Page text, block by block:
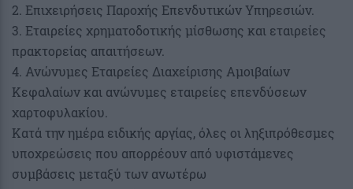
2. Επιχειρήσεις Παροχής Επενδυτικών Υπηρεσιών.
3. Εταιρείες χρηματοδοτικής μίσθωσης και εταιρείες
πρακτορείας απαιτήσεων.
4. Ανώνυμες Εταιρείες Διαχείρισης Αμοιβαίων
Κεφαλαίων και ανώνυμες εταιρείες επενδύσεων
χαρτοφυλακίου.
Κατά την ημέρα ειδικής αργίας, όλες οι ληξιπρόθεσμες
υποχρεώσεις που απορρέουν από υφιστάμενες
συμβάσεις μεταξύ των ανωτέρω